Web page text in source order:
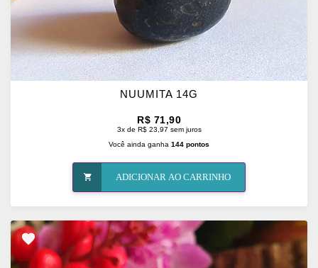
NUUMITA 14G
R$ 71,90
3x de R$ 23,97 sem juros
Você ainda ganha 144 pontos
ADICIONAR AO CARRINHO
ADICIONAR